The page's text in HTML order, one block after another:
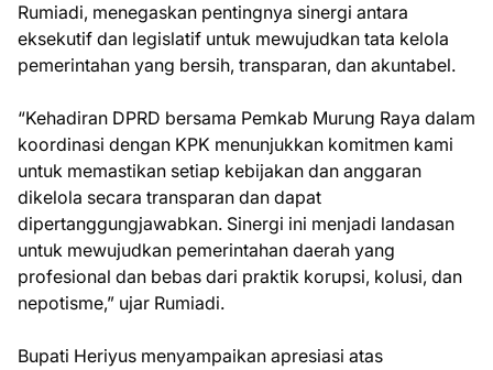
Rumiadi, menegaskan pentingnya sinergi antara
eksekutif dan legislatif untuk mewujudkan tata kelola
pemerintahan yang bersih, transparan, dan akuntabel.
“Kehadiran DPRD bersama Pemkab Murung Raya dalam
koordinasi dengan KPK menunjukkan komitmen kami
untuk memastikan setiap kebijakan dan anggaran
dikelola secara transparan dan dapat
dipertanggungjawabkan. Sinergi ini menjadi landasan
untuk mewujudkan pemerintahan daerah yang
profesional dan bebas dari praktik korupsi, kolusi, dan
nepotisme,” ujar Rumiadi.
Bupati Heriyus menyampaikan apresiasi atas